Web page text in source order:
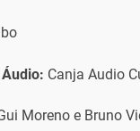
Canja Audio
Moreno e Bruno